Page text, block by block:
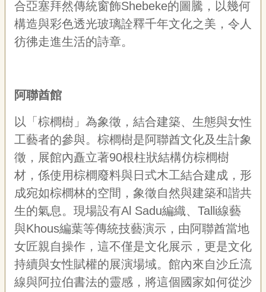
合亞塞拜然傳統窗飾Shebeke的圖騰，以幾何
構造與彩色透光玻璃詮釋千年文化之美，令人
彷彿走進生活的詩章。
阿聯酋館
以「棕櫚樹」為象徵，結合建築、生態與女性
工藝者的參與。棕櫚樹是阿聯酋文化及生計象
徵，展館內矗立著90根柱狀結構仿棕櫚樹
材，係使用棕櫚廢料與日式木工結合建成，形
成宛如棕櫚林的空間，象徵自然與建築和諧共
生的氣息。現場設有Al Sadu編織、Talli線藝
與Khous編葉等傳統技藝演示，由阿聯酋當地
女匠親自操作，這不僅是文化展示，更是文化
持續與女性賦權的展演場域。館內來自沙丘流
線與阿拉伯書法的靈感，將這個國家如何從沙